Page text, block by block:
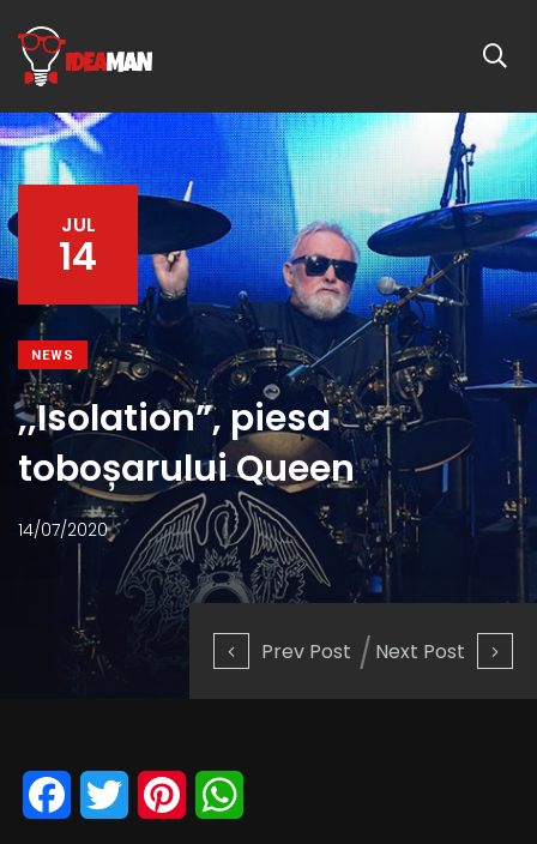
Prev Post Next Post
JUL
14
NEWS
,,Isolation”, piesa
toboșarului Queen
14/07/2020
Facebook
Twitter Pinterest